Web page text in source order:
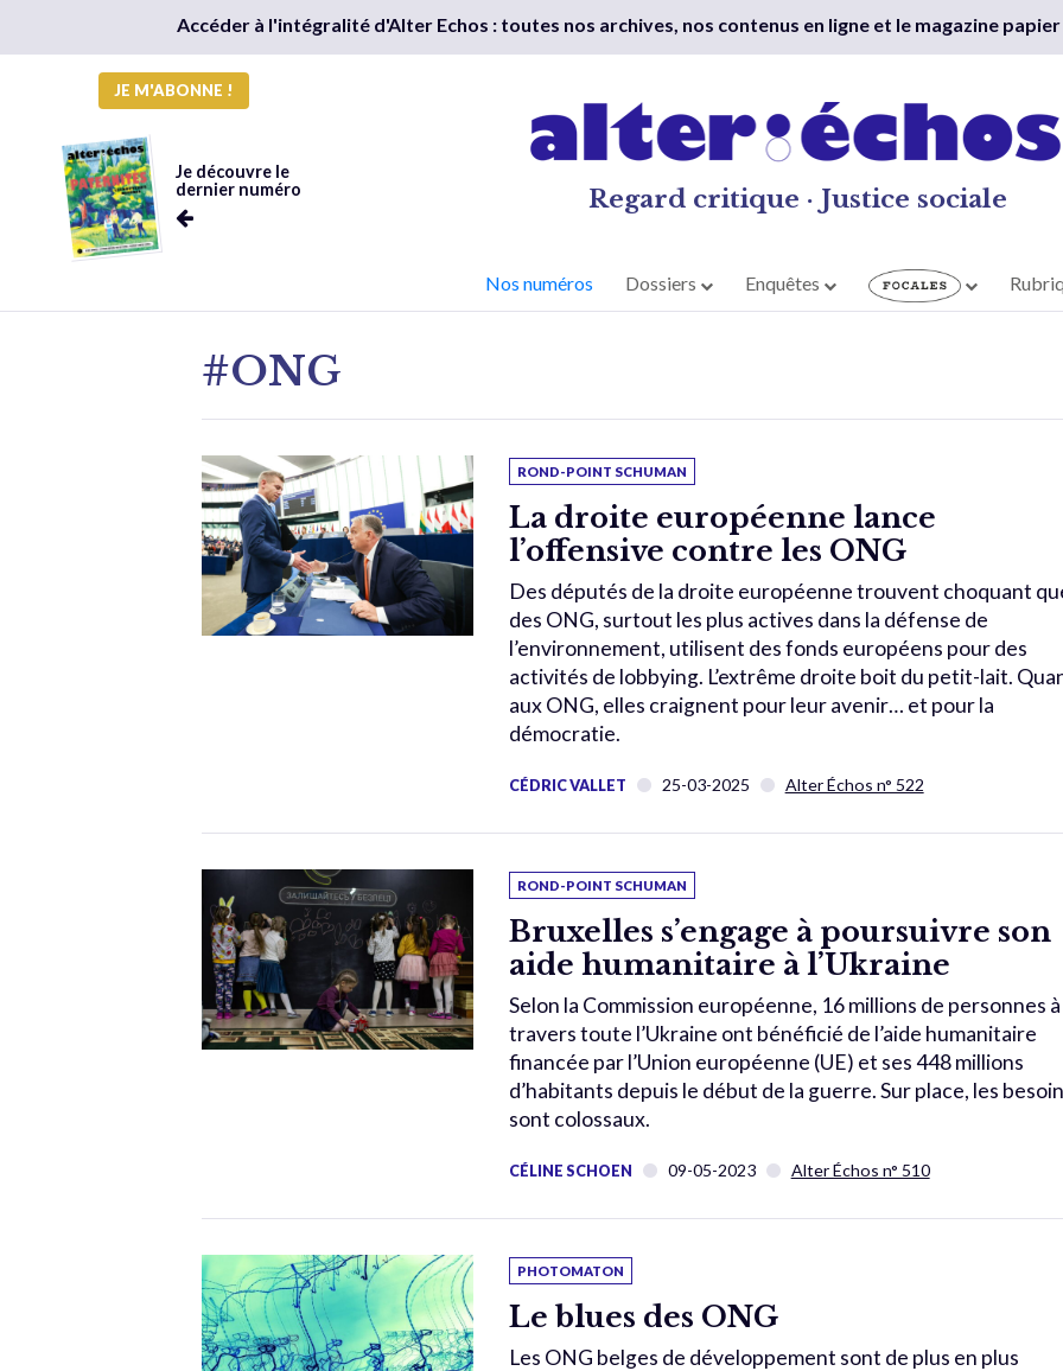
Accéder à l'intégralité d'Alter Echos : toutes nos archives, nos contenus en ligne et le magazine
JE M'ABONNE !
Je découvre le
dernier numéro
Regard critique · Justice sociale
Nos numéros Dossiers Enquêtes
#ONG
ROND-POINT SCHUMAN
La droite européenne lance
l’offensive contre les ONG
Des députés de la droite européenne trouvent choquant
des ONG, surtout les plus actives dans la défense de
l’environnement, utilisent des fonds européens pour des
activités de lobbying. L’extrême droite boit du petit-lait.
aux ONG, elles craignent pour leur avenir… et pour la
démocratie.
CÉDRIC VALLET 25-03-2025 Alter Échos n° 522
ROND-POINT SCHUMAN
Bruxelles s’engage à poursuivre son
aide humanitaire à l’Ukraine
Selon la Commission européenne, 16 millions de personnes à
travers toute l’Ukraine ont bénéficié de l’aide humanitaire
financée par l’Union européenne (UE) et ses 448 millions
d’habitants depuis le début de la guerre. Sur place, les
sont colossaux.
CÉLINE SCHOEN 09-05-2023 Alter Échos n° 510
PHOTOMATON
Le blues des ONG
Les ONG belges de développement sont de plus en plus